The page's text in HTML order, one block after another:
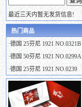
最近三天内暂无发货信息!
热门商品
·德国 25芬尼 1921 NO.0321B
·德国 50芬尼 1921 NO.0299A
·德国 25芬尼 1921 NO.0239